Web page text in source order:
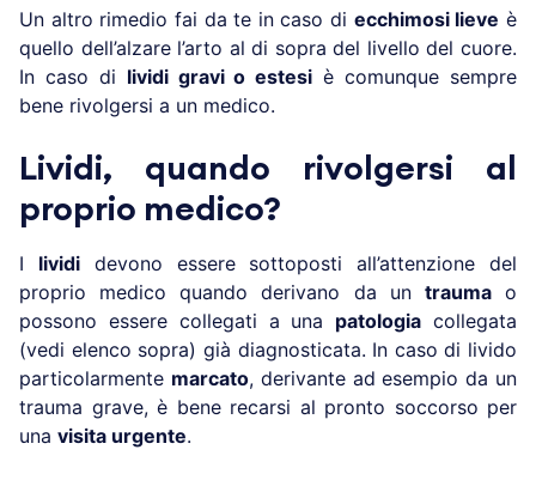
Un altro rimedio fai da te in caso di ecchimosi lieve è
quello dell’alzare l’arto al di sopra del livello del cuore.
In caso di lividi gravi o estesi è comunque sempre
bene rivolgersi a un medico.
Lividi, quando rivolgersi al
proprio medico?
I livididevono essere sottoposti all’attenzione del
proprio medico quando derivano da un traumao
possono essere collegati a una patologia collegata
(vedi elenco sopra) già diagnosticata. In caso di livido
particolarmente marcato, derivante ad esempio da un
trauma grave, è bene recarsi al pronto soccorso per
una visita urgente.